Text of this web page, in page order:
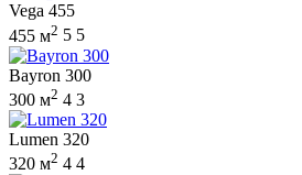
Vega 455
455 м2 5 5
Bayron 300
300 м2 4 3
Lumen 320
320 м2 4 4